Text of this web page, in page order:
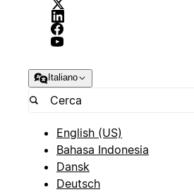
Italiano
English (US)
Bahasa Indonesia
Dansk
Deutsch